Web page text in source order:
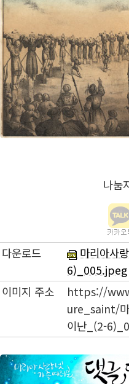
나눔
다운로드
마리아사
6)_005.jpeg
이미지 주소
https://
ure_saint/마
이난_(2-